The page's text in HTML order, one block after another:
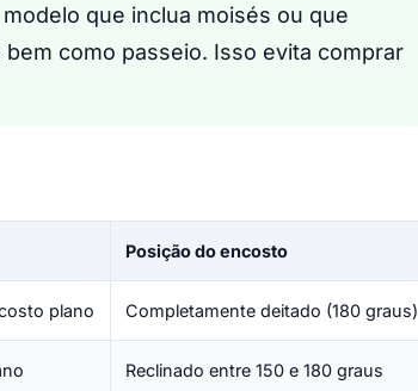
que inclua moisés ou que
como passeio. Isso evita comprar
Posição do encosto
plano Completamente deitado (180 graus)
Reclinado entre 150 e 180 graus